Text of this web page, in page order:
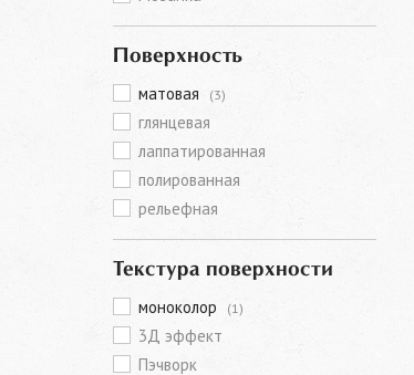
Поверхность
матовая (3)
глянцевая
лаппатированная
полированная
рельефная
Текстура поверхности
моноколор (1)
3Д эффект
Пэчворк